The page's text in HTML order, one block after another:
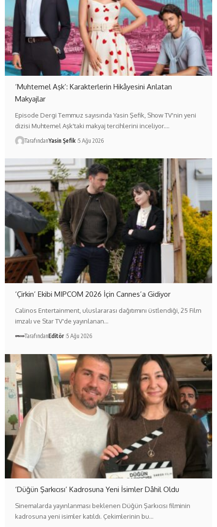
‘Muhtemel Aşk’: Karakterlerin Hikâyesini Anlatan
Makyajlar
Episode Dergi Temmuz sayısında Yasin Şefik, Show TV'nin yeni
dizisi Muhtemel Aşk'taki makyaj tercihlerini inceliyor.…
TarafındanYasin Şefik 5 Ağu 2026
‘Çirkin’ Ekibi MIPCOM 2026 İçin Cannes’a Gidiyor
Calinos Entertainment, uluslararası dağıtımını üstlendiği, 25 Film
imzalı ve Star TV'de yayınlanan…
TarafındanEditör 5 Ağu 2026
‘Düğün Şarkıcısı’ Kadrosuna Yeni İsimler Dâhil Oldu
Sinemalarda yayınlanması beklenen Düğün Şarkıcısı filminin
kadrosuna yeni isimler katıldı. Çekimlerinin bu…